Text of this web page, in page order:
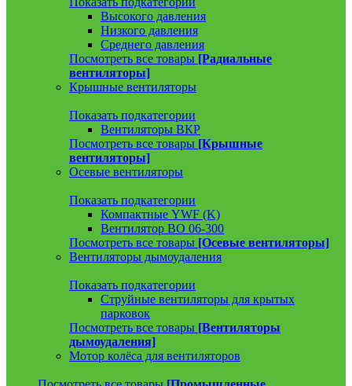
Высокого давления
Низкого давления
Среднего давления
Посмотреть все товары [Радиальные
вентиляторы]
Крышные вентиляторы
Показать подкатегории
Вентиляторы ВКР
Посмотреть все товары [Крышные
вентиляторы]
Осевые вентиляторы
Показать подкатегории
Компактные YWF (K)
Вентилятор ВО 06-300
Посмотреть все товары [Осевые вентиляторы]
Вентиляторы дымоудаления
Показать подкатегории
Струйные вентиляторы для крытых
парковок
Посмотреть все товары [Вентиляторы
дымоудаления]
Мотор колёса для вентиляторов